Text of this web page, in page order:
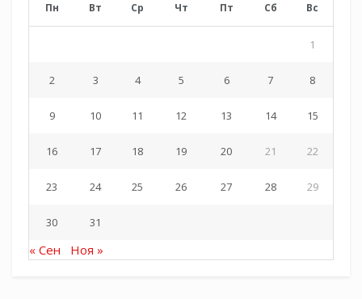
Пн Вт Ср Чт Пт Сб Вс
1
2 3 4 5 6 7 8
9 10 11 12 13 14 15
16 17 18 19 20 21 22
23 24 25 26 27 28 29
30 31
« Сен Ноя »